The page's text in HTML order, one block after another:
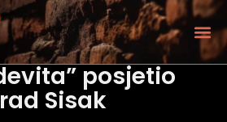
posjetio
Sisak